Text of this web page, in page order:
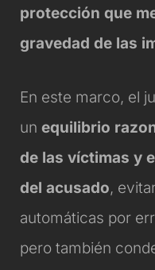
protección que
gravedad de las
En este marco, el
un equilibrio
de las víctimas y
del acusado,
automáticas por
pero también